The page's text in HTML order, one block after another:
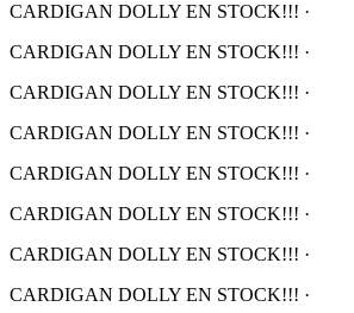
CARDIGAN DOLLY EN STOCK!!! ·
CARDIGAN DOLLY EN STOCK!!! ·
CARDIGAN DOLLY EN STOCK!!! ·
CARDIGAN DOLLY EN STOCK!!! ·
CARDIGAN DOLLY EN STOCK!!! ·
CARDIGAN DOLLY EN STOCK!!! ·
CARDIGAN DOLLY EN STOCK!!! ·
CARDIGAN DOLLY EN STOCK!!! ·